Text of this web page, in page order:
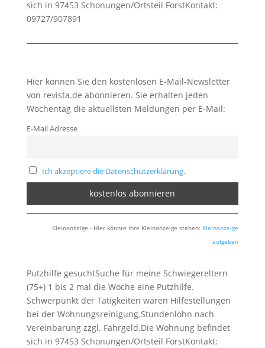
sich in 97453 Schonungen/Ortsteil ForstKontakt:
09727/907891
Hier können Sie den kostenlosen E-Mail-Newsletter
von revista.de abonnieren. Sie erhalten jeden
Wochentag die aktuellsten Meldungen per E-Mail:
E-Mail Adresse
Ich akzeptiere die Datenschutzerklärung.
Kleinanzeige - Hier könnte Ihre Kleinanzeige stehen: Kleinanzeige
aufgeben
Putzhilfe gesuchtSuche für meine Schwiegereltern
(75+) 1 bis 2 mal die Woche eine Putzhilfe.
Schwerpunkt der Tätigkeiten wären Hilfestellungen
bei der Wohnungsreinigung.Stundenlohn nach
Vereinbarung zzgl. Fahrgeld.Die Wohnung befindet
sich in 97453 Schonungen/Ortsteil ForstKontakt: